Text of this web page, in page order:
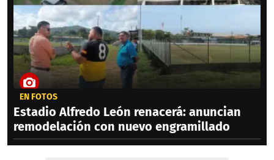
EN FOTOS
Estadio Alfredo León renacerá: anuncian
remodelación con nuevo engramillado